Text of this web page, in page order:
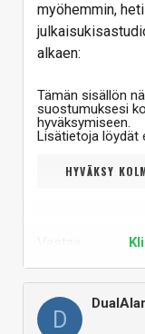
myöhemmin,
alkaen:
Tämän sisällön
suostumuksesi
hyväksymiseen.
Lisätietoja löydät
HYVÄKSY
D